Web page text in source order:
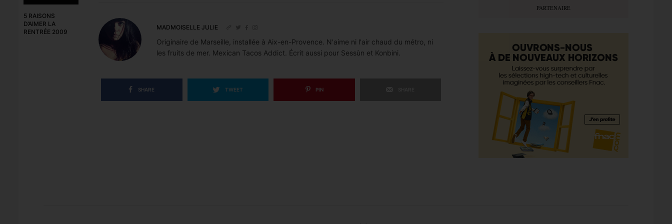
5 RAISONS
D’AIMER LA
RENTRÉE 2009
MADMOISELLE JULIE
Originaire de Marseille, installée à Aix-en-Provence. N'aime ni l'air chaud du métro, ni
les fruits de mer. Mexican Tacos Addict. Écrit aussi pour Sessùn et Konbini.
SHARE TWEET PIN
PARTENAIRE